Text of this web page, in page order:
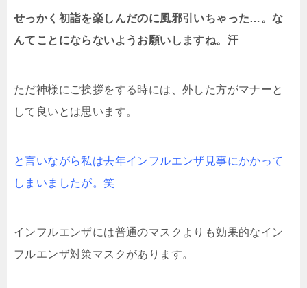
せっかく初詣を楽しんだのに風邪引いちゃった…。な
んてことにならないようお願いしますね。汗
ただ神様にご挨拶をする時には、外した方がマナーと
して良いとは思います。
と言いながら私は去年インフルエンザ見事にかかって
しまいましたが。笑
インフルエンザには普通のマスクよりも効果的なイン
フルエンザ対策マスクがあります。